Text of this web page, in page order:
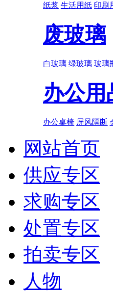
纸浆 生活用纸 印刷
废玻璃
白玻璃 绿玻璃 玻璃
办公用
办公桌椅 屏风隔断
网站首页
供应专区
求购专区
处置专区
拍卖专区
人物